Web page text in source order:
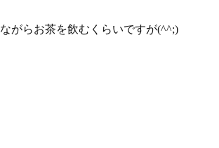
がらお茶を飲むくらいですが(^^;)